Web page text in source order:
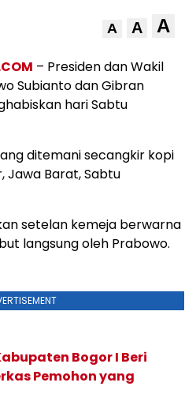
A A A
– Presiden dan Wakil
Subianto dan Gibran
hari Sabtu
ditemani secangkir kopi
Jawa Barat, Sabtu
setelan kemeja berwarna
langsung oleh Prabowo.
Bogor I Beri
Pemohon yang